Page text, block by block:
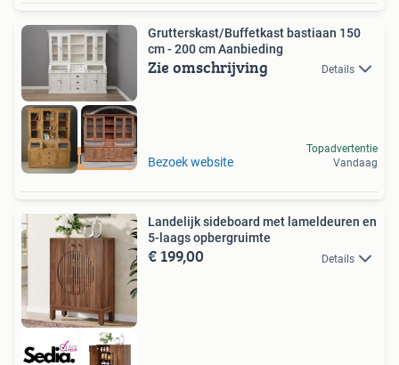
AANBIEDING
Grutterskast/Buffetkast bastiaan 150
cm - 200 cm Aanbieding
Zie omschrijving Details
Bezoek website
Topadvertentie
Vandaag
Landelijk sideboard met lameldeuren en
5-laags opbergruimte
€ 199,00 Details